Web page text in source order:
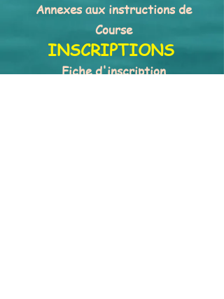
Annexes aux instructions de
Course
INSCRIPTIONS
Fiche d'inscription